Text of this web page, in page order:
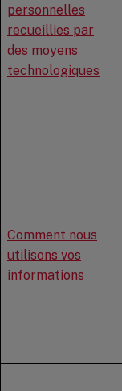
personnelles
recueillies par
des moyens
technologiques
Comment nous
utilisons vos
informations